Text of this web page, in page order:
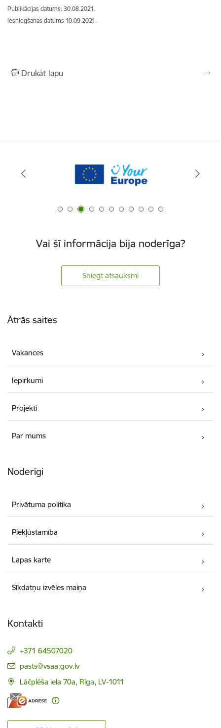
Publikācijas datums: 30.08.2021.
Iesniegšanas datums 10.09.2021.
Drukāt lapu
Vai šī informācija bija noderīga?
Sniegt atsauksmi
Ātrās saites
Vakances
Iepirkumi
Projekti
Par mums
Noderīgi
Privātuma politika
Piekļūstamība
Lapas karte
Sīkdatņu izvēles maiņa
Kontakti
+371 64507020
E-pasts:
pasts@vsaa.gov.lv
Lāčplēša iela 70a, Rīga, LV-1011